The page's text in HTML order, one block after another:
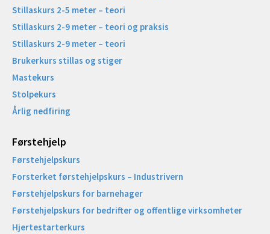
Stillaskurs 2-5 meter – teori
Stillaskurs 2-9 meter – teori og praksis
Stillaskurs 2-9 meter – teori
Brukerkurs stillas og stiger
Mastekurs
Stolpekurs
Årlig nedfiring
Førstehjelp
Førstehjelpskurs
Forsterket førstehjelpskurs – Industrivern
Førstehjelpskurs for barnehager
Førstehjelpskurs for bedrifter og offentlige virksomheter
Hjertestarterkurs